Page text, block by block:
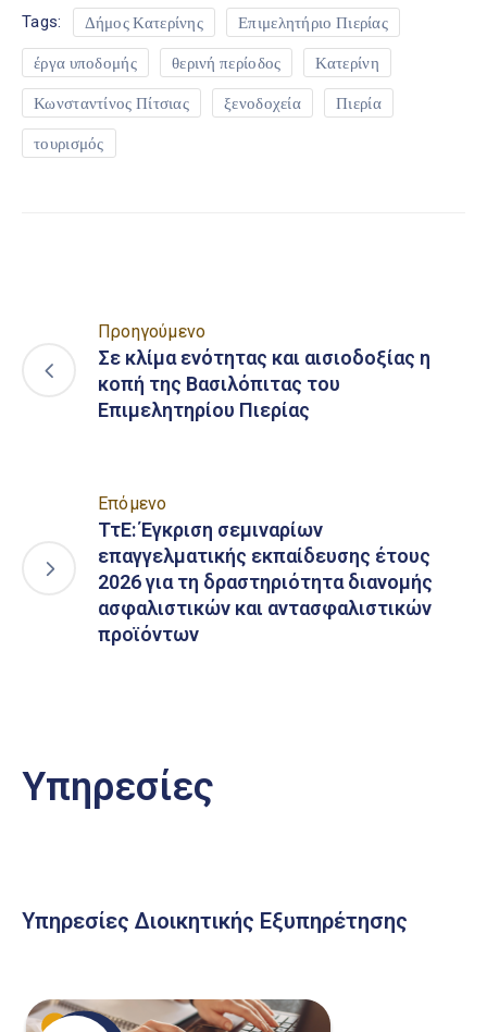
Tags: Δήμος Κατερίνης Επιμελητήριο Πιερίας
έργα υποδομής θερινή περίοδος Κατερίνη
Κωνσταντίνος Πίτσιας ξενοδοχεία Πιερία
τουρισμός
Προηγούμενο
Σε κλίμα ενότητας και αισιοδοξίας η
κοπή της Βασιλόπιτας του
Επιμελητηρίου Πιερίας
Επόμενο
ΤτΕ: Έγκριση σεμιναρίων
επαγγελματικής εκπαίδευσης έτους
2026 για τη δραστηριότητα διανομής
ασφαλιστικών και αντασφαλιστικών
προϊόντων
Υπηρεσίες
Υπηρεσίες Διοικητικής Εξυπηρέτησης